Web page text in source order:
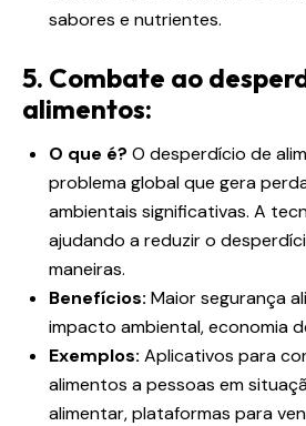
sabores e nutrientes.
5. Combate ao
alimentos:
O que é? O desperdício de
problema global que gera
ambientais significativas. A
ajudando a reduzir o
maneiras.
Benefícios: Maior segurança
impacto ambiental, economia
Exemplos: Aplicativos para
alimentos a pessoas em
alimentar, plataformas para